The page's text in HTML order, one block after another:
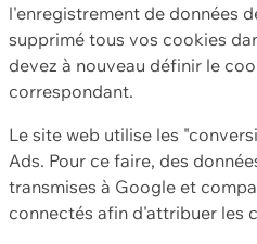
l'enregistrement de données
supprimé tous vos cookies
devez à nouveau définir le
correspondant.
Le site web utilise les
Ads. Pour ce faire, des
transmises à Google et
connectés afin d'attribuer les